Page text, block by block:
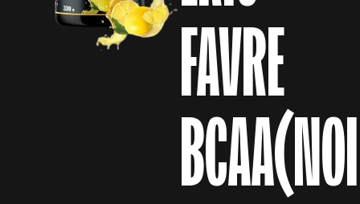
FAVRE